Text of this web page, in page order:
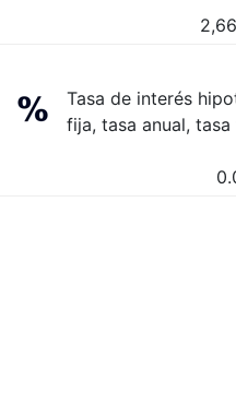
Tasa de interés
fija, tasa anual, tasa